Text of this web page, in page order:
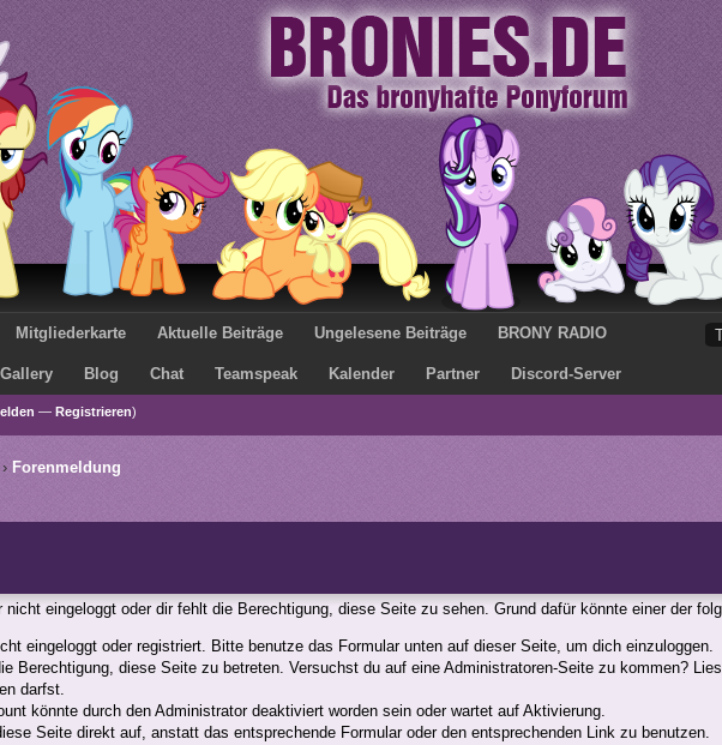
Mitgliederkarte Aktuelle Beiträge Ungelesene Beiträge BRONY RADIO
Blog Chat Teamspeak Kalender Partner Discord-Server
— Registrieren)
› Forenmeldung
nicht eingeloggt oder dir fehlt die Berechtigung, diese Seite zu sehen. Grund dafür könnte einer der
eingeloggt oder registriert. Bitte benutze das Formular unten auf dieser Seite, um dich einzuloggen.
Berechtigung, diese Seite zu betreten. Versuchst du auf eine Administratoren-Seite zu kommen?
darfst.
könnte durch den Administrator deaktiviert worden sein oder wartet auf Aktivierung.
Seite direkt auf, anstatt das entsprechende Formular oder den entsprechenden Link zu benutzen.